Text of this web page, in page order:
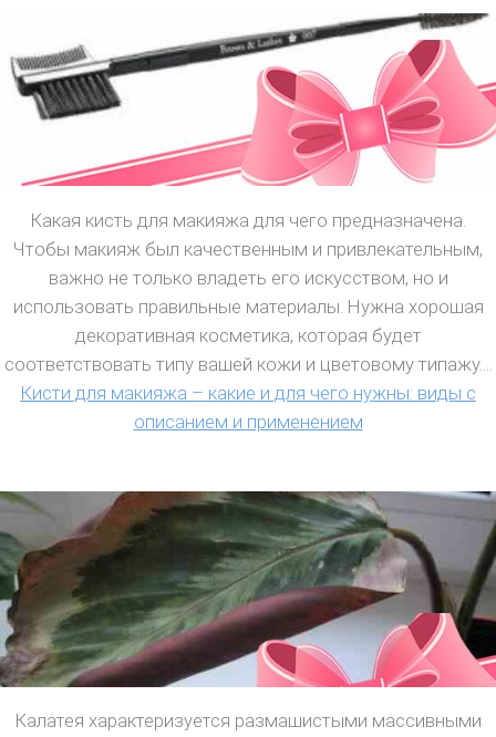
Какая кисть для макияжа для чего предназначена.
Чтобы макияж был качественным и привлекательным,
важно не только владеть его искусством, но и
использовать правильные материалы. Нужна хорошая
декоративная косметика, которая будет
соответствовать типу вашей кожи и цветовому типажу....
Кисти для макияжа – какие и для чего нужны: виды с
описанием и применением
Калатея характеризуется размашистыми массивными